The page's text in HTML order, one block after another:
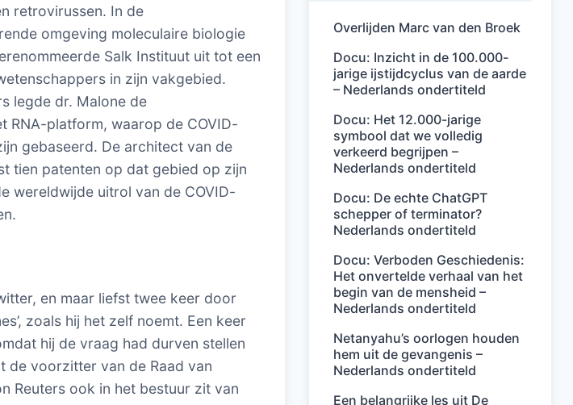
retrovirussen. In de
omgeving moleculaire biologie
Salk Instituut uit tot een
in zijn vakgebied.
legde dr. Malone de
RNA-platform, waarop de COVID-
gebaseerd. De architect van de
tien patenten op dat gebied op zijn
wereldwijde uitrol van de COVID-
en maar liefst twee keer door
zoals hij het zelf noemt. Een keer
hij de vraag had durven stellen
de voorzitter van de Raad van
Reuters ook in het bestuur zit van
Overlijden Marc van den Broek
Docu: Inzicht in de 100.000-
jarige ijstijdcyclus van de aarde
– Nederlands ondertiteld
Docu: Het 12.000-jarige
symbool dat we volledig
verkeerd begrijpen –
Nederlands ondertiteld
Docu: De echte ChatGPT
schepper of terminator?
Nederlands ondertiteld
Docu: Verboden Geschiedenis:
Het onvertelde verhaal van het
begin van de mensheid –
Nederlands ondertiteld
Netanyahu’s oorlogen houden
hem uit de gevangenis –
Nederlands ondertiteld
Een belangrijke les uit De